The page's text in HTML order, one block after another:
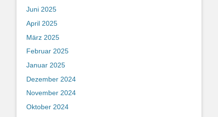
Juni 2025
April 2025
März 2025
Februar 2025
Januar 2025
Dezember 2024
November 2024
Oktober 2024